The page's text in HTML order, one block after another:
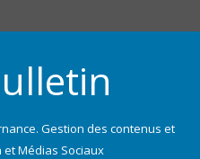
Gestion des contenus et
et Médias Sociaux